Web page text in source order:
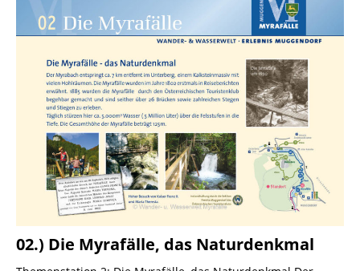
02.) Die Myrafälle, das Naturdenkmal